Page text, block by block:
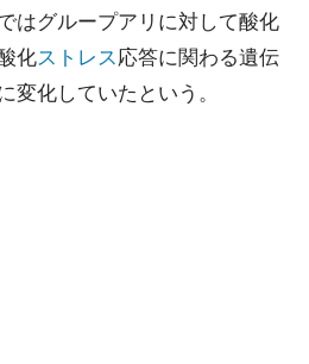
はグループアリに対して酸化
化ストレス応答に関わる遺伝
変化していたという。